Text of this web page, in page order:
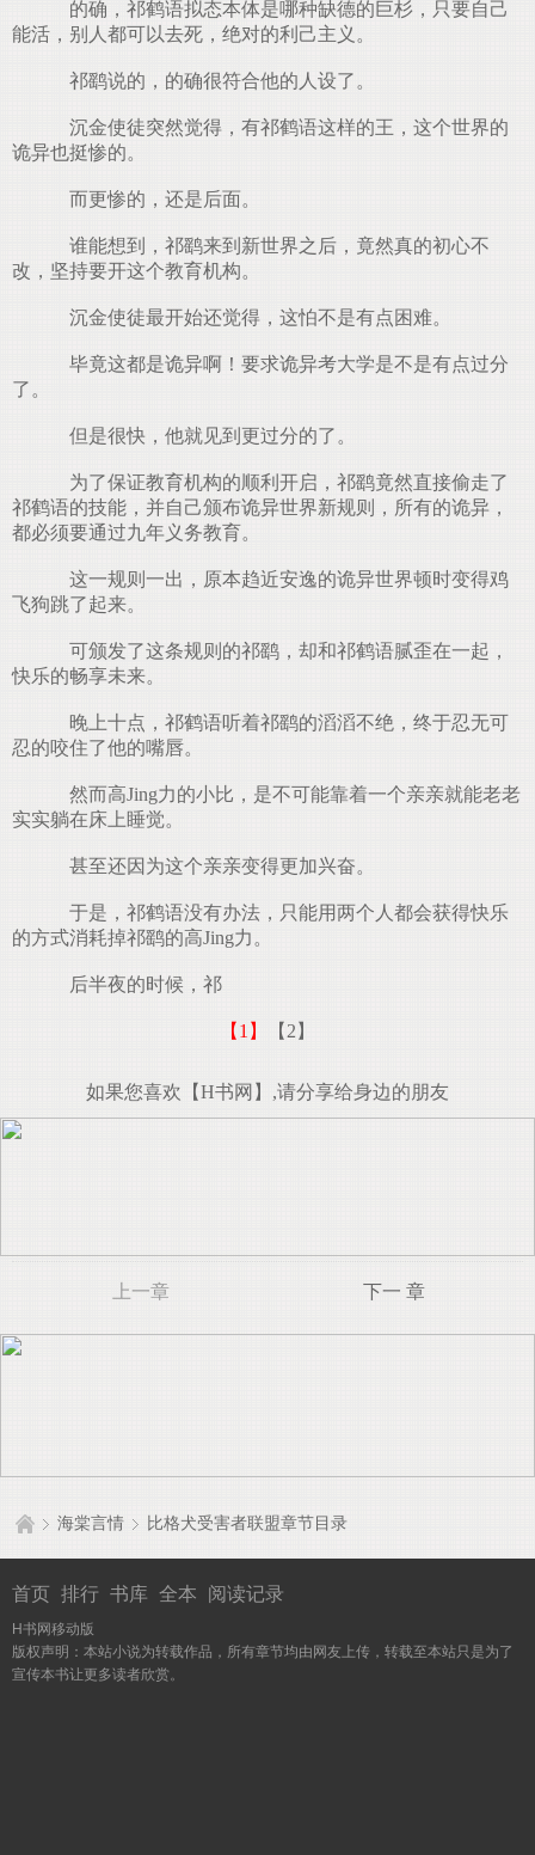
的确，祁鹤语拟态本体是哪种缺德的巨杉，只要自己
能活，别人都可以去死，绝对的利己主义。
祁鹞说的，的确很符合他的人设了。
沉金使徒突然觉得，有祁鹤语这样的王，这个世界的
诡异也挺惨的。
而更惨的，还是后面。
谁能想到，祁鹞来到新世界之后，竟然真的初心不
改，坚持要开这个教育机构。
沉金使徒最开始还觉得，这怕不是有点困难。
毕竟这都是诡异啊！要求诡异考大学是不是有点过分
了。
但是很快，他就见到更过分的了。
为了保证教育机构的顺利开启，祁鹞竟然直接偷走了
祁鹤语的技能，并自己颁布诡异世界新规则，所有的诡异，
都必须要通过九年义务教育。
这一规则一出，原本趋近安逸的诡异世界顿时变得鸡
飞狗跳了起来。
可颁发了这条规则的祁鹞，却和祁鹤语腻歪在一起，
快乐的畅享未来。
晚上十点，祁鹤语听着祁鹞的滔滔不绝，终于忍无可
忍的咬住了他的嘴唇。
然而高Jing力的小比，是不可能靠着一个亲亲就能老老
实实躺在床上睡觉。
甚至还因为这个亲亲变得更加兴奋。
于是，祁鹤语没有办法，只能用两个人都会获得快乐
的方式消耗掉祁鹞的高Jing力。
后半夜的时候，祁
【1】 【2】
如果您喜欢【H书网】,请分享给身边的朋友
上一章 下一 章
海棠言情 比格犬受害者联盟章节目录
首页 排行 书库 全本 阅读记录
H书网移动版
版权声明：本站小说为转载作品，所有章节均由网友上传，转载至本站只是为了
宣传本书让更多读者欣赏。